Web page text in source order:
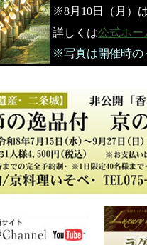
※8月10日（月）
詳しくは公式ホー
※写真は開催時の